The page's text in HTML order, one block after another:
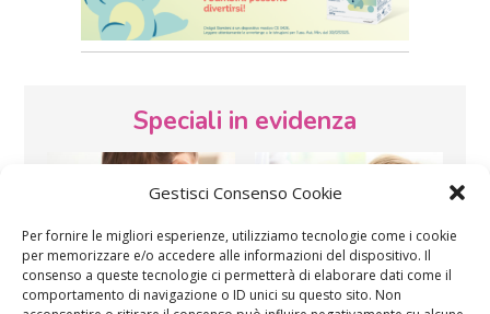
Gestisci Consenso Cookie
Per fornire le migliori esperienze, utilizziamo tecnologie come i cookie
per memorizzare e/o accedere alle informazioni del dispositivo. Il
consenso a queste tecnologie ci permetterà di elaborare dati come il
comportamento di navigazione o ID unici su questo sito. Non
Speciali in evidenza
Vaccini SOS Pediatra